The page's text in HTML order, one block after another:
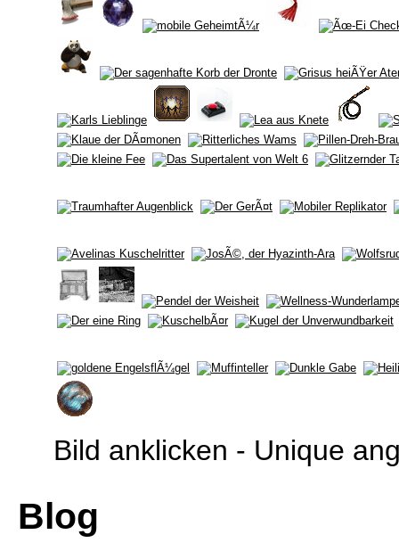
Bild anklicken - Unique
Blog